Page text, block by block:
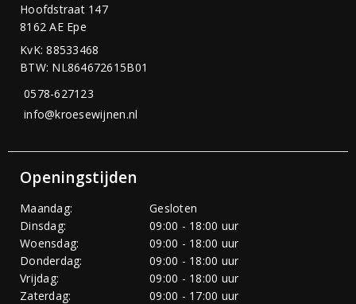
Hoofdstraat 147
8162 AE Epe
KvK: 88533468
BTW: NL864672615B01
0578-627123
info@kroesewijnen.nl
Openingstijden
Maandag:
Gesloten
Dinsdag:
09:00 - 18:00 uur
Woensdag:
09:00 - 18:00 uur
Donderdag:
09:00 - 18:00 uur
Vrijdag:
09:00 - 18:00 uur
Zaterdag:
09:00 - 17:00 uur